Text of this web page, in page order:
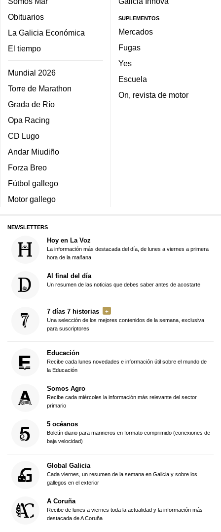
Obituarios
La Galicia Económica
El tiempo
Mundial 2026
Torre de Marathon
Grada de Río
Opa Racing
CD Lugo
Andar Miudiño
Forza Breo
Fútbol gallego
Motor gallego
SUPLEMENTOS
Mercados
Fugas
Yes
Escuela
On, revista de motor
NEWSLETTERS
Hoy en La Voz
La información más destacada del día, de lunes a viernes a primera
hora de la mañana
Al final del día
Un resumen de las noticias que debes saber antes de acostarte
7 días 7 historias
Una selección de los mejores contenidos de la semana, exclusiva
para suscriptores
Educación
Recibe cada lunes novedades e información útil sobre el mundo de
la Educación
Somos Agro
Recibe cada miércoles la información más relevante del sector
primario
5 océanos
Boletín diario para marineros en formato comprimido (conexiones de
baja velocidad)
Global Galicia
Cada viernes, un resumen de la semana en Galicia y sobre los
gallegos en el exterior
A Coruña
Recibe de lunes a viernes toda la actualidad y la información más
destacada de A Coruña